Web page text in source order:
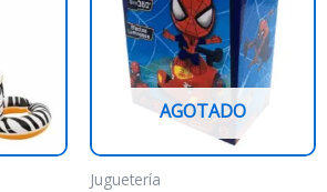
variantes.
se
pueden
AGOTADO
Juguetería